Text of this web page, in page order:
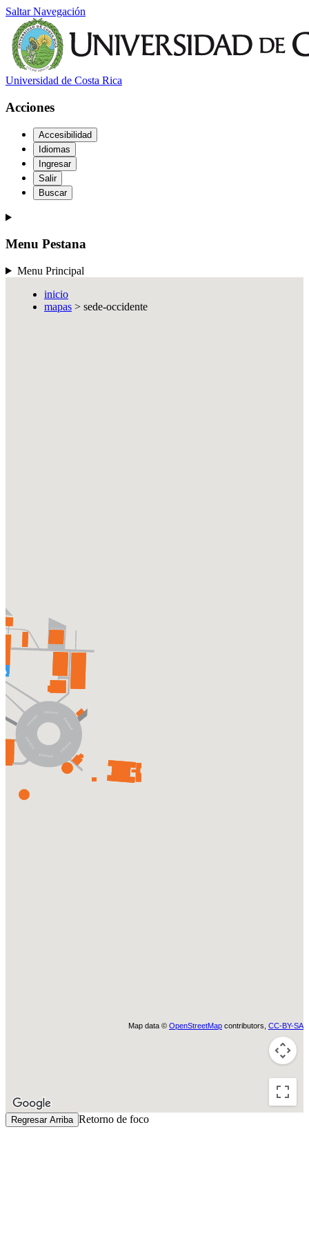
Saltar Navegación
Universidad de Costa Rica
Acciones
Accesibilidad
Idiomas
Ingresar
Salir
Buscar
Menu Pestana
Menu Principal
inicio
mapas > sede-occidente
Map data © OpenStreetMap contributors, CC-BY-SA
Regresar Arriba Retorno de foco